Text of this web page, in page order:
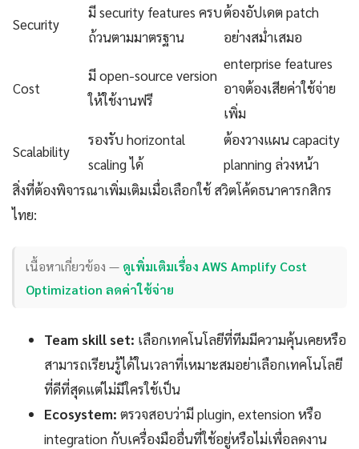
Security
มี security features ครบ
ถ้วนตามมาตรฐาน
ต้องอัปเดต patch
อย่างสม่ำเสมอ
Cost
มี open-source version
ให้ใช้งานฟรี
enterprise features
อาจต้องเสียค่าใช้จ่าย
เพิ่ม
Scalability
รองรับ horizontal
scaling ได้
ต้องวางแผน capacity
planning ล่วงหน้า
สิ่งที่ต้องพิจารณาเพิ่มเติมเมื่อเลือกใช้ สวิตโค้ดธนาคารกสิกร
ไทย:
เนื้อหาเกี่ยวข้อง — ดูเพิ่มเติมเรื่อง AWS Amplify Cost
Optimization ลดค่าใช้จ่าย
Team skill set: เลือกเทคโนโลยีที่ทีมมีความคุ้นเคยหรือ
สามารถเรียนรู้ได้ในเวลาที่เหมาะสมอย่าเลือกเทคโนโลยี
ที่ดีที่สุดแต่ไม่มีใครใช้เป็น
Ecosystem: ตรวจสอบว่ามี plugin, extension หรือ
integration กับเครื่องมืออื่นที่ใช้อยู่หรือไม่เพื่อลดงาน